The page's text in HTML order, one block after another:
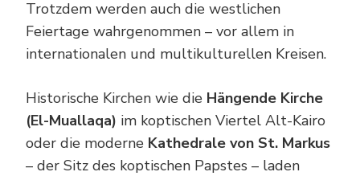
Trotzdem werden auch die westlichen
Feiertage wahrgenommen – vor allem in
internationalen und multikulturellen Kreisen.
Historische Kirchen wie die Hängende Kirche
(El-Muallaqa) im koptischen Viertel Alt-Kairo
oder die moderne Kathedrale von St. Markus
– der Sitz des koptischen Papstes – laden